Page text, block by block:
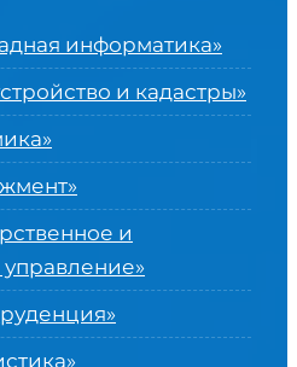
информатика»
и кадастры»
и